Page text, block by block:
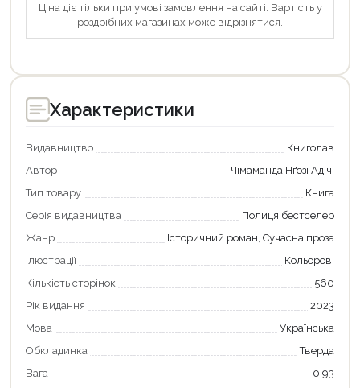
Ціна діє тільки при умові замовлення на сайті. Вартість у
роздрібних магазинах може відрізнятися.
Характеристики
Видавництво
Книголав
Автор
Чімаманда Нґозі Адічі
Тип товару
Книга
Серія видавництва
Полиця бестселер
Жанр
Історичний роман, Сучасна проза
Ілюстрації
Кольорові
Кількість сторінок
560
Рік видання
2023
Мова
Українська
Обкладинка
Тверда
Вага
0.93